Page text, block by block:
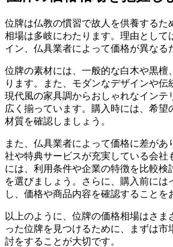
位牌は仏教の慣習で故人を供養するた
相場は多岐にわたります。理由として
イン、仏具業者によって価格が異なる
位牌の素材には、一般的な白木や黒檀
ります。また、モダンなデザインや伝
現代風の家具調からおしゃれなインテ
広く揃っています。購入時には、希望
材質を確認しましょう。
また、仏具業者によって価格に差があ
社や特典サービスが充実している会社
には、利用条件や企業の特徴を比較検
を選びましょう。さらに、購入前には
し、価格や商品内容を確認することを
以上のように、位牌の価格相場はさま
った位牌を見つけるために、まずは市
討をすることが大切です。